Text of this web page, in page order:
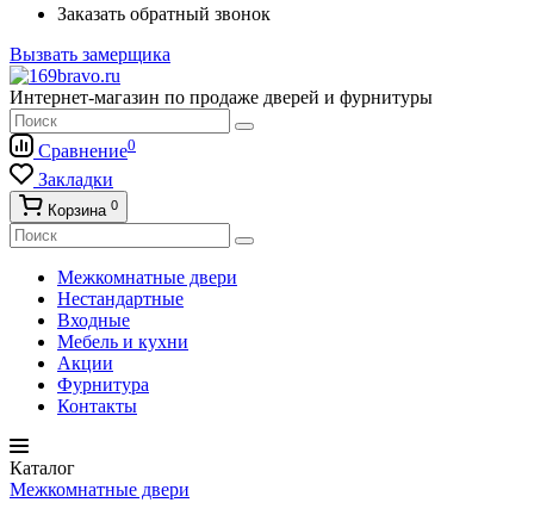
Заказать обратный звонок
Вызвать замерщика
Интернет-магазин по продаже дверей и фурнитуры
Сравнение0
Закладки
Корзина 0
Межкомнатные двери
Нестандартные
Входные
Мебель и кухни
Акции
Фурнитура
Контакты
Каталог
Межкомнатные двери